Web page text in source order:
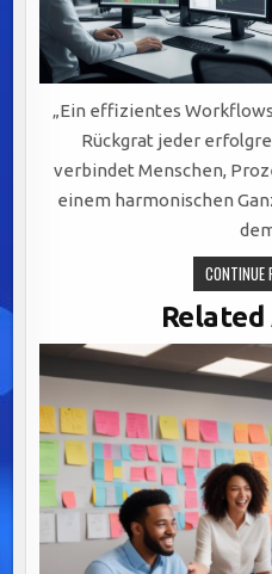
„Ein effizientes
Rückgrat jeder
verbindet Menschen,
einem harmonischen
CONTINUE